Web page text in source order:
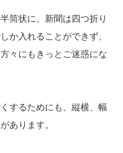
筒状に、新聞は四つ折り
か入れることができず、
々にもきっとご迷惑にな
するためにも、縦横、幅
あります。